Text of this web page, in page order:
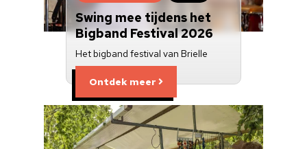
Swing mee tijdens het
Bigband Festival 2026
Het bigband festival van Brielle
Ontdek meer